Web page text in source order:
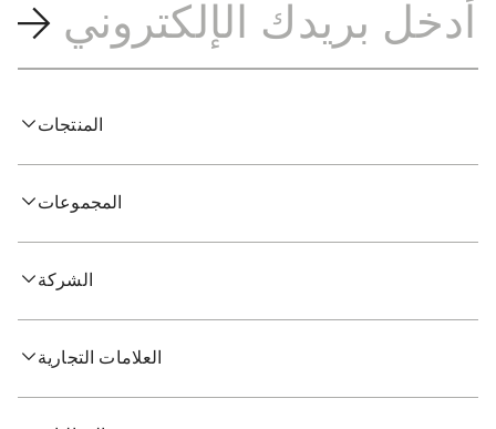
المنتجات
المجموعات
الشركة
العلامات التجارية